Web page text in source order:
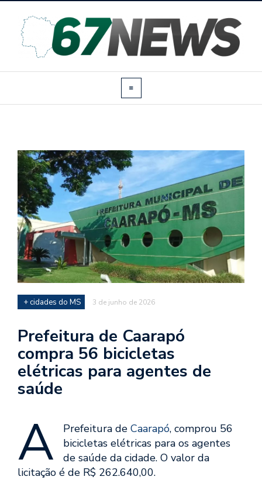
+ cidades do MS 3 de junho de 2026
Prefeitura de Caarapó
compra 56 bicicletas
elétricas para agentes de
saúde
A Prefeitura de Caarapó, comprou 56
bicicletas elétricas para os agentes
de saúde da cidade. O valor da
licitação é de R$ 262.640,00.